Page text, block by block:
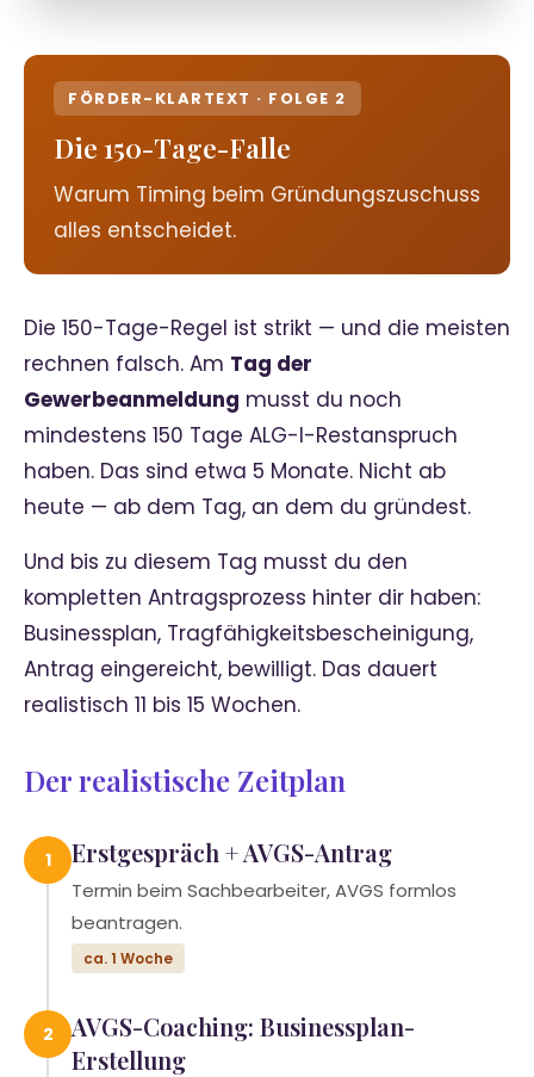
FÖRDER-KLARTEXT · FOLGE 2
Die 150-Tage-Falle
Warum Timing beim Gründungszuschuss
alles entscheidet.
Die 150-Tage-Regel ist strikt — und die meisten
rechnen falsch. Am Tag der
Gewerbeanmeldung musst du noch
mindestens 150 Tage ALG-I-Restanspruch
haben. Das sind etwa 5 Monate. Nicht ab
heute — ab dem Tag, an dem du gründest.
Und bis zu diesem Tag musst du den
kompletten Antragsprozess hinter dir haben:
Businessplan, Tragfähigkeitsbescheinigung,
Antrag eingereicht, bewilligt. Das dauert
realistisch 11 bis 15 Wochen.
Der realistische Zeitplan
1 Erstgespräch + AVGS-Antrag
Termin beim Sachbearbeiter, AVGS formlos
beantragen.
ca. 1 Woche
2
AVGS-Coaching: Businessplan-
Erstellung